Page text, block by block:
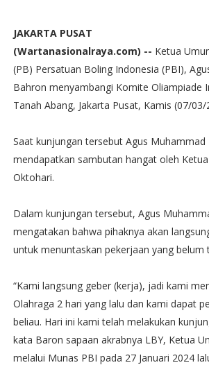
JAKARTA PUSAT
(Wartanasionalraya.com) -- Ketua
(PB) Persatuan Boling Indonesia (PBI),
Bahron menyambangi Komite Oliampiade
Tanah Abang, Jakarta Pusat, Kamis (07/03/
Saat kunjungan tersebut Agus Muhammad
mendapatkan sambutan hangat oleh
Oktohari.
Dalam kunjungan tersebut, Agus
mengatakan bahwa pihaknya akan
untuk menuntaskan pekerjaan yang belum
“Kami langsung geber (kerja), jadi kami
Olahraga 2 hari yang lalu dan kami dapat
beliau. Hari ini kami telah melakukan
kata Baron sapaan akrabnya LBY, Ketua
melalui Munas PBI pada 27 Januari 2024